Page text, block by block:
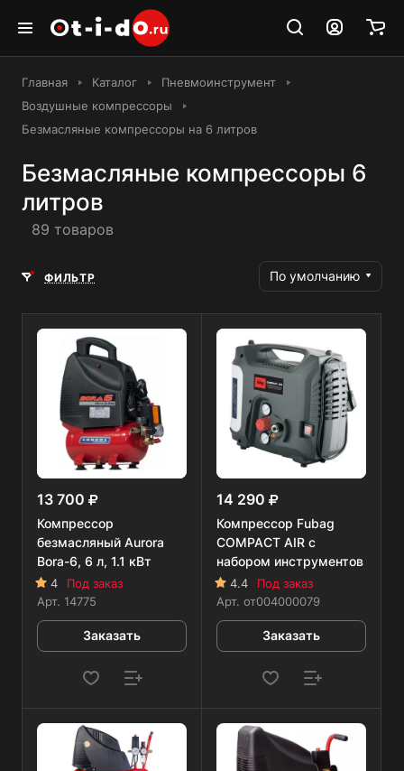
Главная Каталог
Пневмоинструмент
Воздушные компрессоры
Безмасляные компрессоры на 6 литров
Безмасляные компрессоры 6
литров
89 товаров
ФИЛЬТР По умолчанию
13 700
Компрессор
безмасляный Aurora
Bora-6, 6 л, 1.1 кВт
4
Под заказ
Арт. 14775
Заказать
14 290
Компрессор Fubag
COMPACT AIR с
набором инструментов
4.4
Под заказ
Арт. от004000079
Заказать